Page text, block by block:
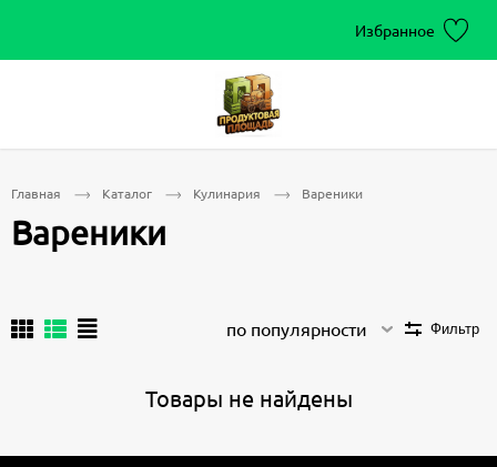
Избранное
Главная Каталог Кулинария Вареники
Вареники
по популярности Фильтр
Товары не найдены